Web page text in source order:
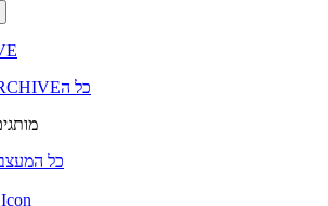
ARCHIVEכל ה
כל